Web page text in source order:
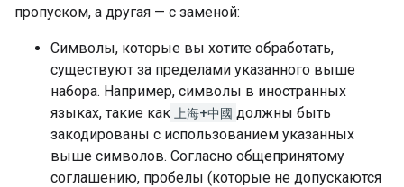
пропуском, а другая — с заменой:
Символы, которые вы хотите обработать,
существуют за пределами указанного выше
набора. Например, символы в иностранных
языках, такие как 上海+中國 должны быть
закодированы с использованием указанных
выше символов. Согласно общепринятому
соглашению, пробелы (которые не допускаются